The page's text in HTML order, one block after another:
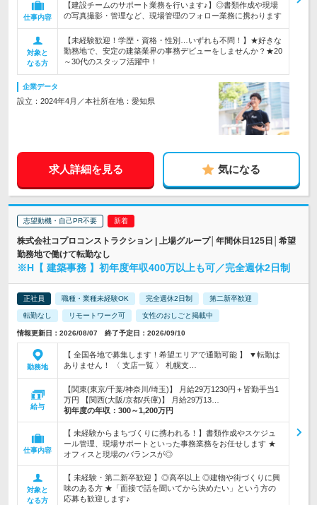
仕事内容
【建設チームのサポート業務を行います♪】◎書類作成や現場
の写真撮影・管理など、現場管理のフォロー業務に携わります
対象と
なる方
【未経験歓迎！学歴・資格・性別…いずれも不問！】★好きな
勤務地で、安定の建築業界の事務デビューをしませんか？★20
～30代のスタッフ活躍中！
企業データ
設立：2024年4月／本社所在地：愛知県
求人詳細を見る 気になる
志望動機・自己PR不要
株式会社コプロコンストラクション | 上場グループ│年間休日125日│希望
勤務地で働けて転勤なし
※H【 建築事務 】初年度年収400万以上も可／完全週休2日制
正社員 職種・業種未経験OK 完全週休2日制 第二新卒歓迎
転勤なし リモートワーク可 女性のおしごと掲載中
情報更新日：2026/08/07 終了予定日：2026/09/10
勤務地
【 全国各地で募集します！希望エリアで通勤可能 】 ▼転勤は
ありません！ 〈 支店一覧 〉 札幌支…
給与
【関東(東京/千葉/神奈川/埼玉)】 月給29万1230円＋皆勤手当1
万円 【関西(大阪/京都/兵庫)】 月給29万13…
初年度の年収： 300～1,200万円
仕事内容
【 未経験からまちづくりに携われる！】書類作成やスケジュ
ール管理、現場サポートといった事務業務をお任せします ★
オフィスと現場のバランスが◎
対象と
なる方
【 未経験・第二新卒歓迎 】◎高卒以上 ◎建物や街づくりに興
味のある方 ★「面接で話を聞いてから決めたい」という方の
応募も歓迎します♪